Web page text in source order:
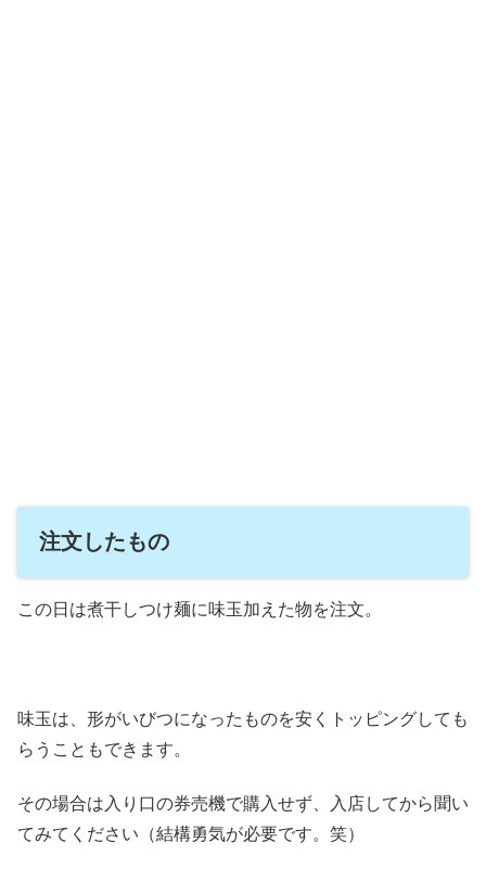
注文したもの
この日は煮干しつけ麺に味玉加えた物を注文。
味玉は、形がいびつになったものを安くトッピングしても
らうこともできます。
その場合は入り口の券売機で購入せず、入店してから聞い
てみてください（結構勇気が必要です。笑）